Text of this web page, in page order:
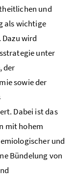
und
als wichtige
wird
unter
der
sowie der
Dabei ist das
mit hohem
und
Bündelung von